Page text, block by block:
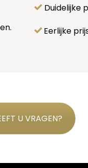
Duidelijke
Eerlijke
U VRAGEN?